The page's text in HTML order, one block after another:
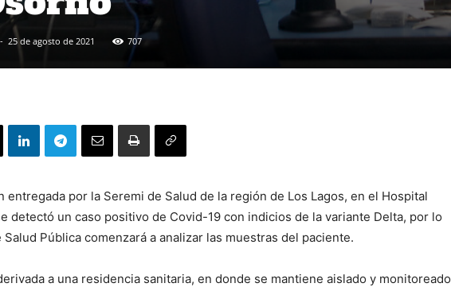
- 25 de agosto de 2021 707
entregada por la Seremi de Salud de la región de Los Lagos, en el Hospital
detectó un caso positivo de Covid-19 con indicios de la variante Delta, por lo
Pública comenzará a analizar las muestras del paciente.
a una residencia sanitaria, en donde se mantiene aislado y monitoreado